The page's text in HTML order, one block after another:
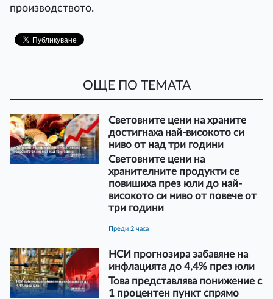
производството.
ОЩЕ ПО ТЕМАТА
Световните цени на храните
достигнаха най-високото си
ниво от над три години
Световните цени на
хранителните продукти се
повишиха през юли до най-
високото си ниво от повече от
три години
преди 2 часа
НСИ прогнозира забавяне на
инфлацията до 4,4% през юли
Това представлява понижение с
1 процентен пункт спрямо